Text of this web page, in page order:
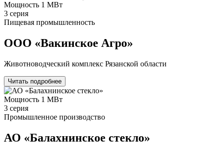
Мощность 1 МВт
3 серия
Пищевая промышленность
ООО «Вакинское Агро»
Животноводческий комплекс Рязанской области
Читать подробнее
Мощность 1 МВт
3 серия
Промышленное производство
АО «Балахнинское стекло»